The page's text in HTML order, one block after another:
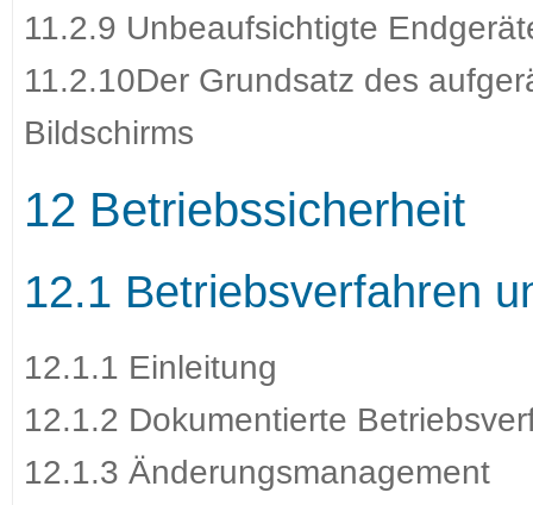
11.2.9 Unbeaufsichtigte
11.2.10Der Grundsatz des
Bildschirms
12 Betriebssicherheit
12.1 Betriebsverfahren
12.1.1 Einleitung
12.1.2 Dokumentierte
12.1.3 Änderungsmanagement